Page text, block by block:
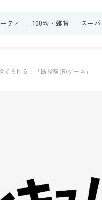
ティ 100均・雑貨 スー
てられる！「断捨離(R)ゲーム」